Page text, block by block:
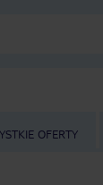
OFERTY